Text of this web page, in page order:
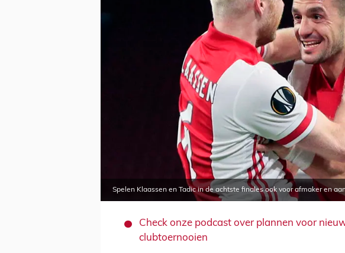
Spelen Klaassen en Tadic in de achtste finales ook voor afmaker en
Check onze podcast over plannen voor
clubtoernooien